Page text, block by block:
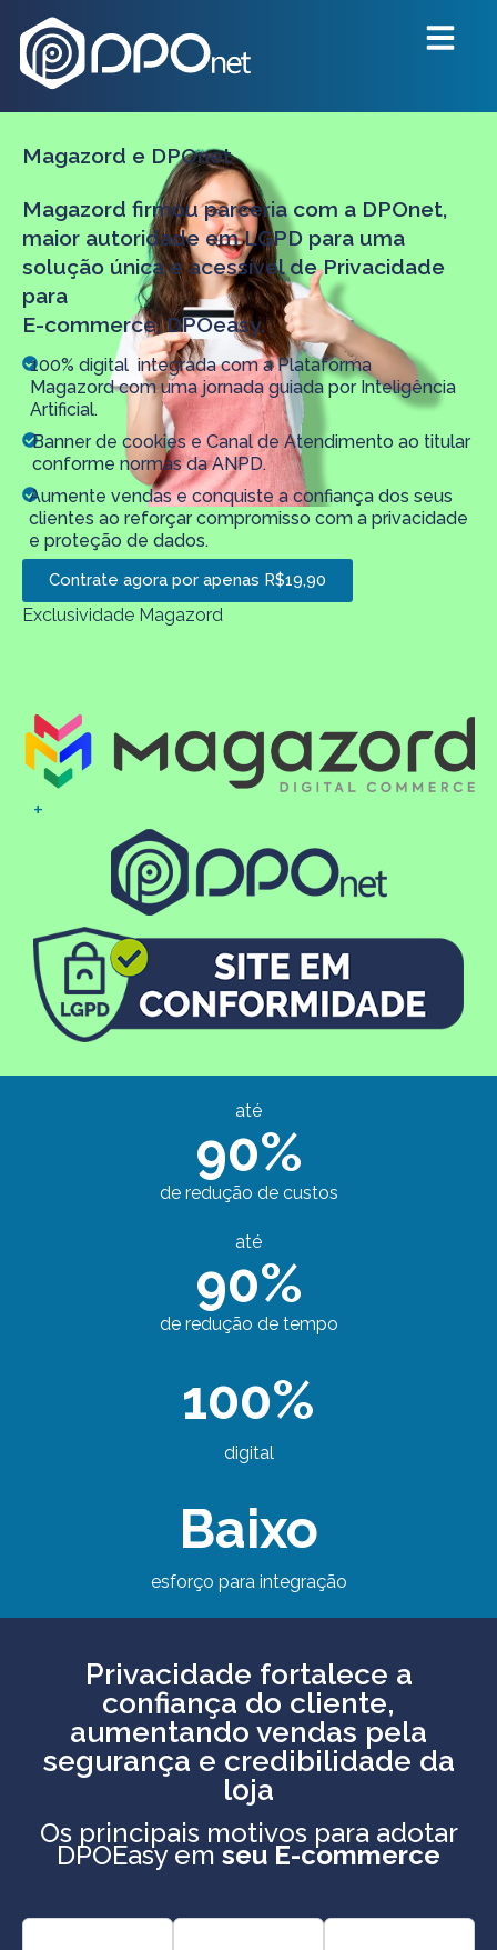
Magazord e DPOnet
Magazord firmou parceria com a DPOnet,
maior autoridade em LGPD para uma
solução única e acessível de Privacidade
para
E-commerce, DPOeasy.
100% digitalintegrada com a Plataforma
Magazordcom uma jornada guiada por Inteligência
Artificial.
Banner de cookies e Canal de Atendimento ao titular
conforme normas da ANPD.
Aumente vendas e conquiste a confiança dos seus
clientes ao reforçar compromisso com a privacidade
e proteção de dados.
Contrate agora por apenas R$19,90
Exclusividade Magazord
+
até
90%
de redução de custos
até
90%
de redução de tempo
100%
digital
Baixo
esforço para integração
Privacidade fortalece a
confiança do cliente,
aumentando vendas pela
segurança e credibilidade da
loja
Os principais motivos para adotar
DPOEasy em seu E-commerce